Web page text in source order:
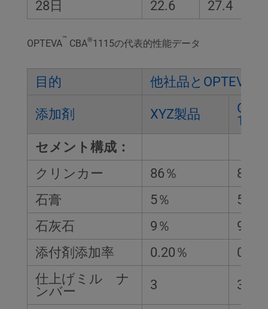
28日 22.6 27.4
OPTEVA™ CBA®1115の代表的性能データ
目的 他社品とOPTEVA
添加剤 XYZ製品
1115
セメント構成：
クリンカー
86％
86％
石膏
5％
5％
石灰石
9％
9％
添付剤添加率
0.20％
0.04
仕上げミル ナ
ンバー
3 3